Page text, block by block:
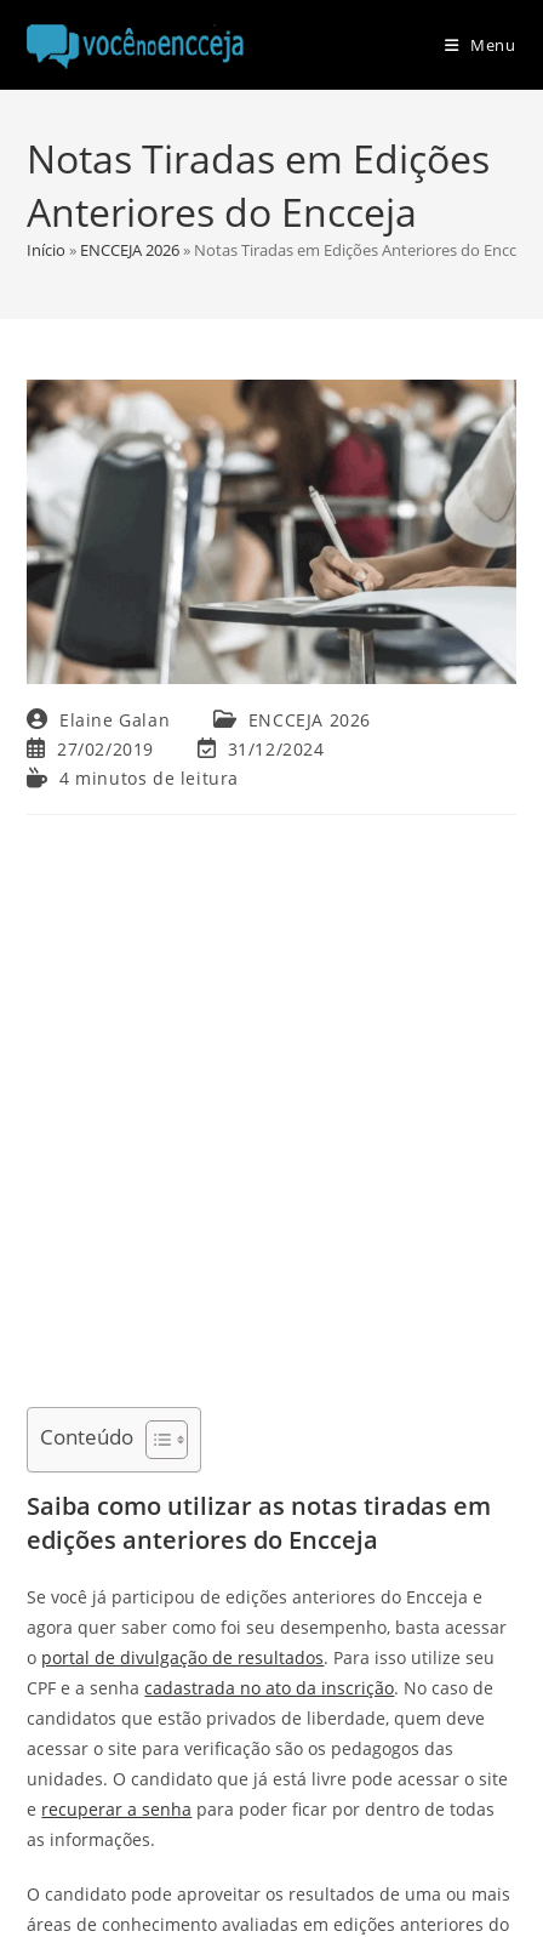
para
Menu
Notas Tiradas em Edições
Anteriores do Encceja
Início » ENCCEJA 2026» Notas Tiradas em Edições Anteriores do Encceja
Autor
do
post:
Elaine Galan
Categoria
do
post:
ENCCEJA 2026
Post
publicado:
27/02/2019
Última
modificação
31/12/2024
Tempo4 minutos de leitura
Conteúdo
Saiba como utilizar as notas tiradas em
edições anteriores do Encceja
Se você já participou de edições anteriores do Encceja e
agora quer saber como foi seu desempenho, basta acessar
o portal de divulgação de resultados. Para isso utilize seu
CPF e a senhacadastrada no ato da inscrição. No caso de
candidatos que estão privados de liberdade, quem deve
acessar o site para verificação são os pedagogos das
unidades. O candidato que já está livre pode acessar o site
e recuperar a senha para poder ficar por dentro de todas
as informações.
O candidato pode aproveitar os resultados de uma ou mais
áreas de conhecimento avaliadas em edições anteriores do